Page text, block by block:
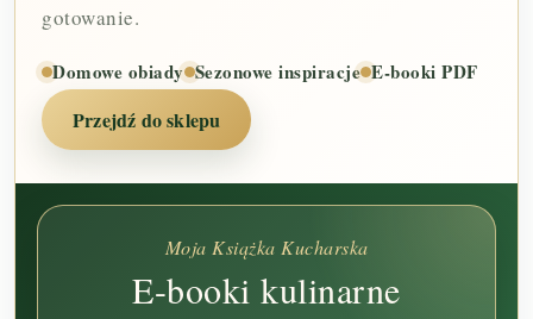
gotowanie.
Domowe obiady Sezonowe inspiracje E-booki PDF
Przejdź do sklepu
Moja Książka Kucharska
E-booki kulinarne